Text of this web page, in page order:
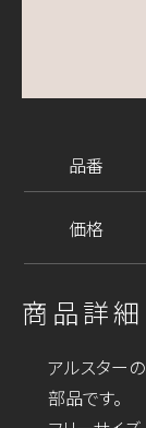
品番
価格
商品詳細
アルスター
部品です。